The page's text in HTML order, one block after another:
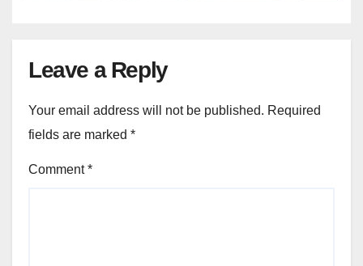
Leave a Reply
Your email address will not be published. Required
fields are marked *
Comment*